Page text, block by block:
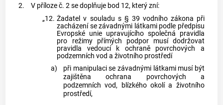
2.
V příloze č. 2 se doplňuje bod 12, který zní:
„12. Žadatel v souladu s § 39 vodního zákona při
zacházení se závadnými látkami podle předpisu
Evropské unie upravujícího společná pravidla
pro režimy přímých podpor musí dodržovat
pravidla vedoucí k ochraně povrchových a
podzemních vod a životního prostředí
a)
při manipulaci se závadnými látkami musí být
zajištěna ochrana povrchových a
podzemních vod, blízkého okolí a životního
prostředí,